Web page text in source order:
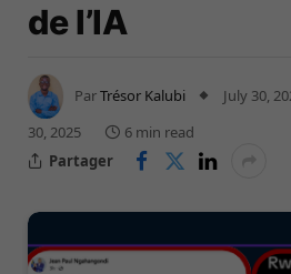
de l’IA
ParTrésor Kalubi July 30,
30, 2025
6 min read
Partager